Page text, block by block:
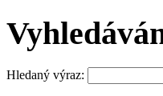
Hledaný výraz: